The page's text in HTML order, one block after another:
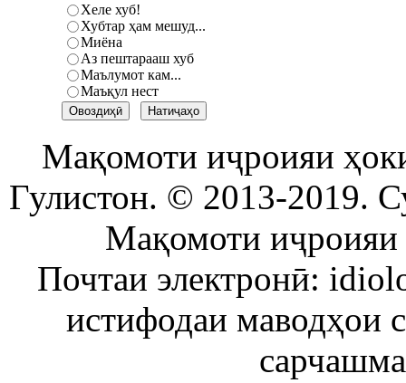
Хеле хуб!
Хубтар ҳам мешуд...
Миёна
Аз пештарааш хуб
Маълумот кам...
Маъқул нест
Мақомоти иҷроияи
Гулистон. © 2013-2019.
Мақомоти иҷроияи
Почтаи электронӣ:
истифодаи маводҳои